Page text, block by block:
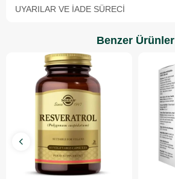
UYARILAR VE İADE SÜRECI
Benzer Ürünler